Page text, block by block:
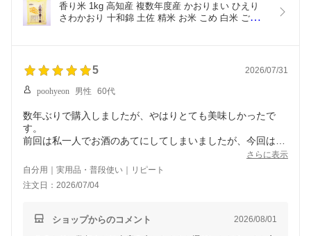
また、一般的な目安としてご案内しております配合よりも、1:5
ほどの割合がお好みとの貴重なご感想もありがとうございます。
の美味しい商品をお届けできるよう努めてまいります。
またのご利用をスタッフ一同、心よりお待ちしております。
この度は本当にありがとうございました。
香り米 1kg 高知産 複数年度産 かおりまい ひえり
さわかおり 十和錦 土佐 精米 お米 こめ 白米 ご飯
5 2026/07/31
poohyeon 男性 60代
数年ぶりで購入しましたが、やはりとても美味しかったで
す。
前回は私一人でお酒のあてにしてしまいましたが、今回は家
さらに表示
自分用｜実用品・普段使い｜リピート
注文日：2026/07/04
ショップからのコメント 2026/08/01